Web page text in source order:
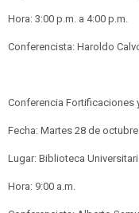
Hora: 3:00 p.m. a 4:00 p.m.
Conferencista: Haroldo
Conferencia Fortificaciones
Fecha: Martes 28 de octubre
Lugar: Biblioteca
Hora: 9:00 a.m.